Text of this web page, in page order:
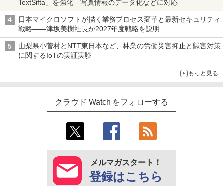
TextSifta」を強化 写真情報のデータ化などに対応
日本マイクロソフトが描く業務プロセス変革と最新セキュリティ
戦略――津坂美樹社長が2027年度戦略を説明
山梨県小菅村とNTT東日本など、林業の労働災害抑止と獣害対策
に関するIoTの実証実験
もっと見る
クラウド Watch をフォローする
メルマガスタート！
登録はこちら